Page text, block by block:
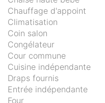
Chauffage d'appoint
Climatisation
Coin salon
Congélateur
Cour commune
Cuisine indépendante
Draps fournis
Entrée indépendante
Four